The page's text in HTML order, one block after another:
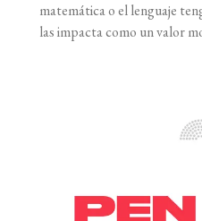
matemática o el lenguaje
las impacta como un valor